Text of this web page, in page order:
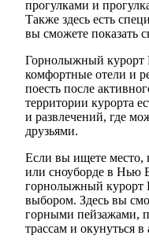
прогулками и
Также здесь есть
вы сможете показать
Горнолыжный курорт
комфортные отели и
поесть после
территории курорта
и развлечений, где
друзьями.
Если вы ищете место,
или сноуборде в Нью
горнолыжный курорт
выбором. Здесь вы
горными пейзажами,
трассам и окунуться